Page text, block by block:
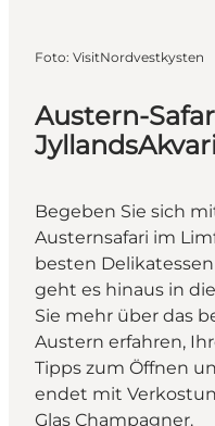
Foto: VisitNordvestkysten
Austern-
Begeben Sie sich
Austernsafari im
besten
geht es hinaus in
Sie mehr über das
Austern erfahren,
Tipps zum Öffnen
endet mit
Glas Champagner.